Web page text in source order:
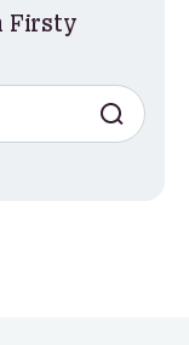
Firsty